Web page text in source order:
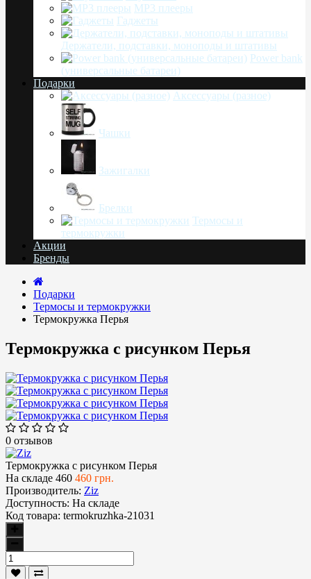
MP3 плееры
Гаджеты
Держатели, подставки, моноподы и штативы
Power bank
(универсальные батареи)
Подарки
Аксессуары (разное)
Чашки
Зажигалки
Брелки
Термосы и
термокружки
Акции
Бренды
Подарки
Термосы и термокружки
Термокружка Перья
Термокружка с рисунком Перья
0 отзывов
Термокружка с рисунком Перья
На складе 460 460 грн.
Производитель: Ziz
Доступность: На складе
Код товара: termokruzhka-21031